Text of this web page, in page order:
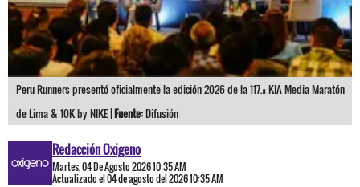
Peru Runners presentó oficialmente la edición 2026 de la 117.ª KIA Media Maratón
de Lima & 10K by NIKE |Fuente:Difusión
Redacción Oxigeno
Martes, 04 De Agosto 2026 10:35 AM
Actualizado el 04 de agosto del 2026 10:35 AM